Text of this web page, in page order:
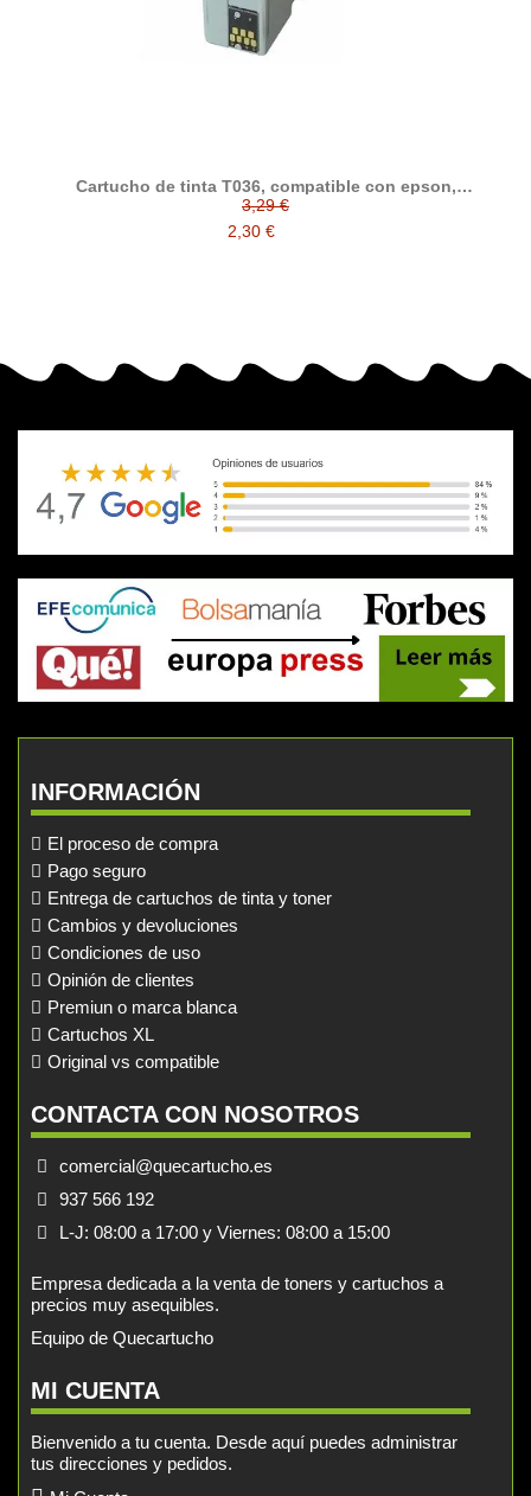
Cartucho de tinta T036, compatible con epson,
negro
3,29 €
2,30 €
INFORMACIÓN
El proceso de compra
Pago seguro
Entrega de cartuchos de tinta y toner
Cambios y devoluciones
Condiciones de uso
Opinión de clientes
Premiun o marca blanca
Cartuchos XL
Original vs compatible
CONTACTA CON NOSOTROS
comercial@quecartucho.es
937 566 192
L-J: 08:00 a 17:00 y Viernes: 08:00 a 15:00
Empresa dedicada a la venta de toners y cartuchos a
precios muy asequibles.
Equipo de Quecartucho
MI CUENTA
Bienvenido a tu cuenta. Desde aquí puedes administrar
tus direcciones y pedidos.